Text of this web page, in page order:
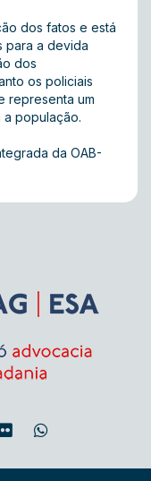
dos fatos e está
para a devida
dos
os policiais
representa um
população.
da OAB-